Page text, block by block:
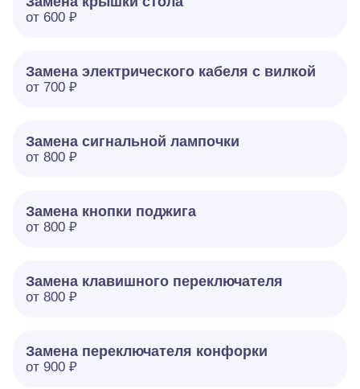
от 600 ₽
Замена электрического кабеля с вилкой
от 700 ₽
Замена сигнальной лампочки
от 800 ₽
Замена кнопки поджига
от 800 ₽
Замена клавишного переключателя
от 800 ₽
Замена переключателя конфорки
от 900 ₽